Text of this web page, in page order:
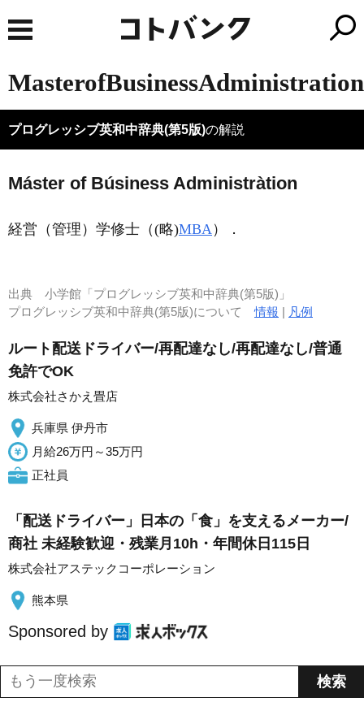
MasterofBusinessAdministration
プログレッシブ英和中辞典(第5版)の解説
Máster of Búsiness Administràtion
経営（管理）学修士（(略)MBA） ．
出典 小学館「プログレッシブ英和中辞典(第5版)」
プログレッシブ英和中辞典(第5版)について情報 | 凡例
ルート配送ドライバー/再配達なし/再配達なし/普通
免許でOK
株式会社さかえ畳店
兵庫県 伊丹市
月給26万円～35万円
正社員
「配送ドライバー」日本の「食」を支えるメーカー/
商社 未経験歓迎・残業月10h・年間休日115日
株式会社アステックコーポレーション
熊本県
Sponsored by